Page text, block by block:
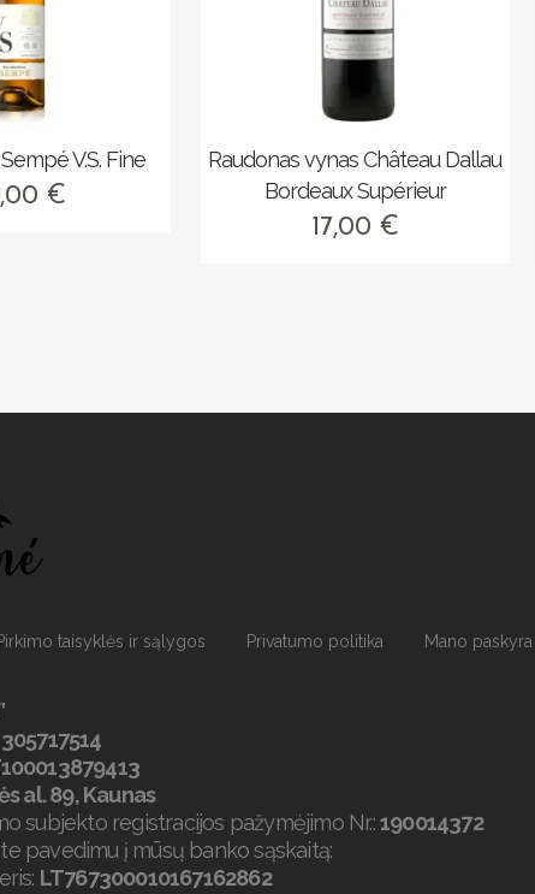
V.S. Fine
€
Raudonas vynas Château Dallau
Bordeaux Supérieur
17,00 €
taisyklės ir sąlygos Privatumo politika Mano paskyra
305717514
al. 89, Kaunas
subjekto registracijos pažymėjimo Nr.:190014372
pavedimu į mūsų banko sąskaitą:
LT767300010167162862